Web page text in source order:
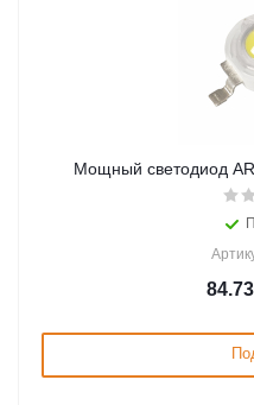
Мощный светодиод
84.73